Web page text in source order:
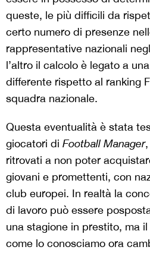
queste, le più difficili da
certo numero di presenze
rappresentative nazionali
l’altro il calcolo è legato a
differente rispetto al ranking
squadra nazionale.
Questa eventualità è stata
giocatori di Football Manager
ritrovati a non poter
giovani e promettenti, con
club europei. In realtà la
di lavoro può essere
una stagione in prestito, ma
come lo conosciamo ora